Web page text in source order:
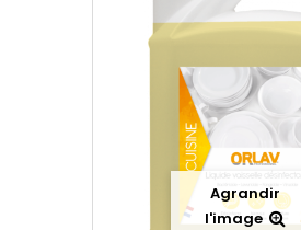
Agrandir
l'image